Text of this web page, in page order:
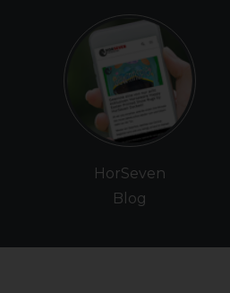
HorSeven
Blog